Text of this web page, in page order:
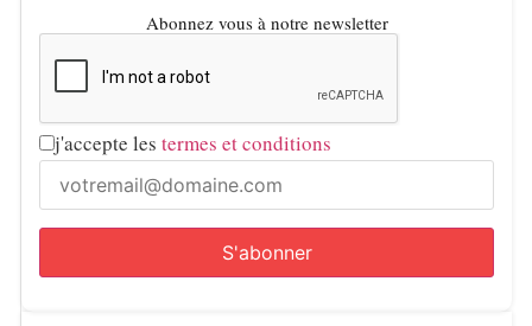
Abonnez vous à notre newsletter
j'accepte les termes et conditions